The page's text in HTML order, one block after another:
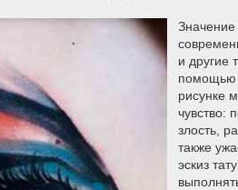
Значение
и другие
помощью
рисунке
чувство:
злость,
также
эскиз